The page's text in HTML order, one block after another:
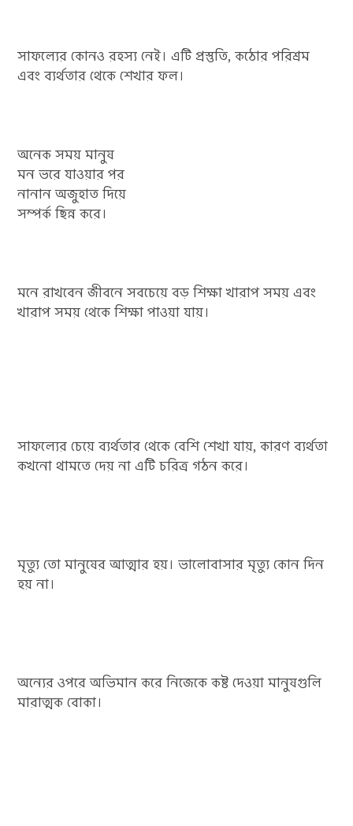
সাফল্যের কোনও রহস্য নেই। এটি প্রস্তুতি, কঠোর পরিশ্রম
এবং ব্যর্থতার থেকে শেখার ফল।
অনেক সময় মানুষ
মন ভরে যাওয়ার পর
নানান অজুহাত দিয়ে
সম্পর্ক ছিন্ন করে।
মনে রাখবেন জীবনে সবচেয়ে বড় শিক্ষা খারাপ সময় এবং
খারাপ সময় থেকে শিক্ষা পাওয়া যায়।
সাফল্যের চেয়ে ব্যর্থতার থেকে বেশি শেখা যায়, কারণ ব্যর্থতা
কখনো থামতে দেয় না এটি চরিত্র গঠন করে।
মৃত্যু তো মানুষের আত্মার হয়। ভালোবাসার মৃত্যু কোন দিন
হয় না।
অন্যের ওপরে অভিমান করে নিজেকে কষ্ট দেওয়া মানুষগুলি
মারাত্মক বোকা।